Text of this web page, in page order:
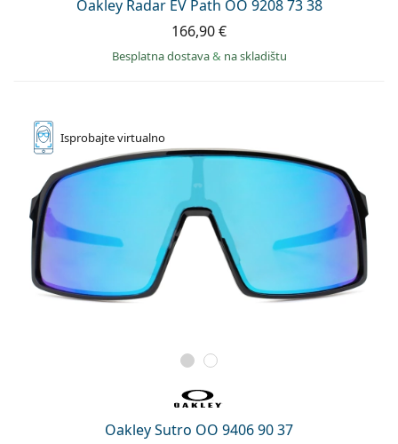
Oakley Radar EV Path OO 9208 73 38
166,90 €
Besplatna dostava& na skladištu
Isprobajtevirtualno
Oakley Sutro OO 9406 90 37